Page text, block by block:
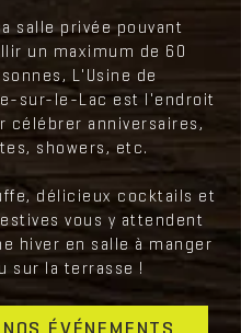
salle privée pouvant
un maximum de 60
L'Usine de
sur-le-Lac est l'endroit
célébrer anniversaires,
showers, etc.
délicieux cocktails et
vous y attendent
hiver en salle à manger
sur la terrasse !